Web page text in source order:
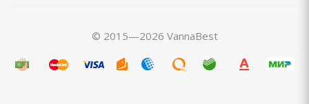
© 2015—2026 VannaBest